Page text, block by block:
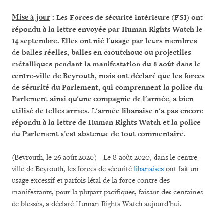
Mise à jour : Les Forces de sécurité intérieure (FSI) ont
répondu à la lettre envoyée par Human Rights Watch le
14 septembre. Elles ont nié l'usage par leurs membres
de balles réelles, balles en caoutchouc ou projectiles
métalliques pendant la manifestation du 8 août dans le
centre-ville de Beyrouth, mais ont déclaré que les forces
de sécurité du Parlement, qui comprennent la police du
Parlement ainsi qu'une compagnie de l'armée, a bien
utilisé de telles armes. L'armée libanaise n'a pas encore
répondu à la lettre de Human Rights Watch et la police
du Parlement s’est abstenue de tout commentaire.
(Beyrouth, le 26 août 2020) - Le 8 août 2020, dans le centre-
ville de Beyrouth, les forces de sécurité libanaises ont fait un
usage excessif et parfois létal de la force contre des
manifestants, pour la plupart pacifiques, faisant des centaines
de blessés, a déclaré Human Rights Watch aujourd’hui.